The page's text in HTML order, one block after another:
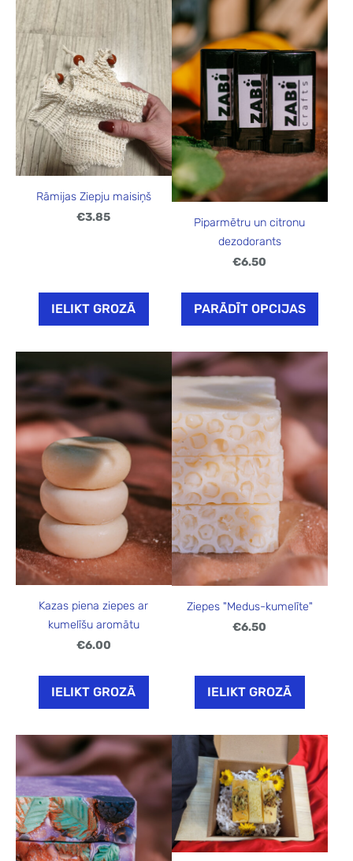
Rāmijas Ziepju maisiņš
€3.85
IELIKT GROZĀ
Piparmētru un citronu
dezodorants
€6.50
PARĀDĪT OPCIJAS
Kazas piena ziepes ar
kumelīšu aromātu
€6.00
IELIKT GROZĀ
Ziepes "Medus-kumelīte"
€6.50
IELIKT GROZĀ